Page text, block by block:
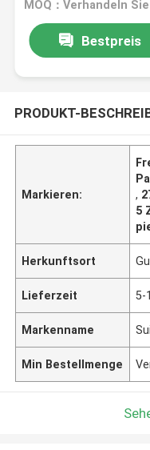
MOQ：Verhandeln Sie
Bestpreis
PRODUKT-
Markieren:
,
5
Herkunftsort
Lieferzeit 5-
Markenname
Min Bestellmenge